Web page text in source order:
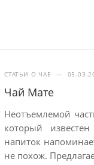
СТАТЬИ О ЧАЕ —
Чай Мате
Неотъемлемой
который
напиток
не похож.